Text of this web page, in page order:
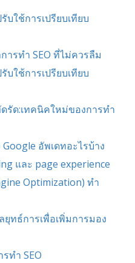
บใช้การเปรียบเทียบ
ารทำ SEO ที่ไม่ควรลืม
บใช้การเปรียบเทียบ
รัด:เทคนิคใหม่ของการทำ
อัพเดทอะไรบ้าง
และ page experience
Optimization) ทำ
ยุทธ์การเพื่อเพิ่มการมอง
รทำ SEO